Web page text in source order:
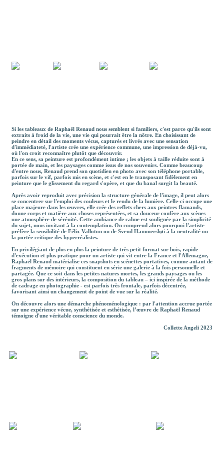
Si les tableaux de Raphaël Renaud nous semblent si familiers, c'est parce qu'ils sont
extraits à froid de la vie, une vie qui pourrait être la nôtre. En choisissant de
peindre en détail des moments vécus, capturés et livrés avec une sensation
d'immédiateté, l'artiste crée une expérience commune, une impression de déjà-vu,
où l'on croit reconnaître plutôt que découvrir.
En ce sens, sa peinture est profondément intime ; les objets à taille réduite sont à
portée de main, et les paysages comme issus de nos souvenirs. Comme beaucoup
d'entre nous, Renaud prend son quotidien en photo avec son téléphone portable,
parfois sur le vif, parfois mis en scène, et c'est en le transposant fidèlement en
peinture que le glissement du regard s'opère, et que du banal surgit la beauté.
Après avoir reproduit avec précision la structure générale de l'image, il peut alors
se concentrer sur l'emploi des couleurs et le rendu de la lumière. Celle-ci occupe une
place majeure dans les œuvres, elle crée des reflets chers aux peintres flamands,
donne corps et matière aux choses représentées, et sa douceur confère aux scènes
une atmosphère de sérénité. Cette ambiance de calme est soulignée par la simplicité
du sujet, nous invitant à la contemplation. On comprend alors pourquoi l'artiste
préfère la sensibilité de Félix Valloton ou de Svend Hammershøi à la neutralité ou
la portée critique des hyperréalistes.
En privilégiant de plus en plus la peinture de très petit format sur bois, rapide
d'exécution et plus pratique pour un artiste qui vit entre la France et l'Allemagne,
Raphaël Renaud matérialise ces snapshots en scénettes portatives, comme autant de
fragments de mémoire qui constituent en série une galerie à la fois personnelle et
partagée. Que ce soit dans les petites natures mortes, les grands paysages ou les
gros plans sur des intérieurs, la composition du tableau – ici inspirée de la méthode
de cadrage en photographie - est parfois très frontale, parfois décentrée,
favorisant ainsi un changement de point de vue sur la réalité.
On découvre alors une démarche phénoménologique : par l'attention accrue portée
sur une expérience vécue, synthétisée et esthétisée, l’œuvre de Raphaël Renaud
témoigne d'une véritable conscience du monde.
Collette Angeli 2023